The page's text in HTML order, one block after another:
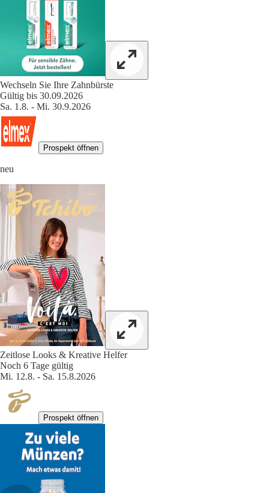
Wechseln Sie Ihre Zahnbürste
Gültig bis 30.09.2026
Sa. 1.8. - Mi. 30.9.2026
Prospekt öffnen
neu
Zeitlose Looks & Kreative Helfer
Noch 6 Tage gültig
Mi. 12.8. - Sa. 15.8.2026
Prospekt öffnen